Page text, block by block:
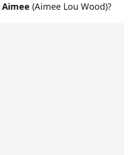
Aimee (Aimee Lou Wood)?